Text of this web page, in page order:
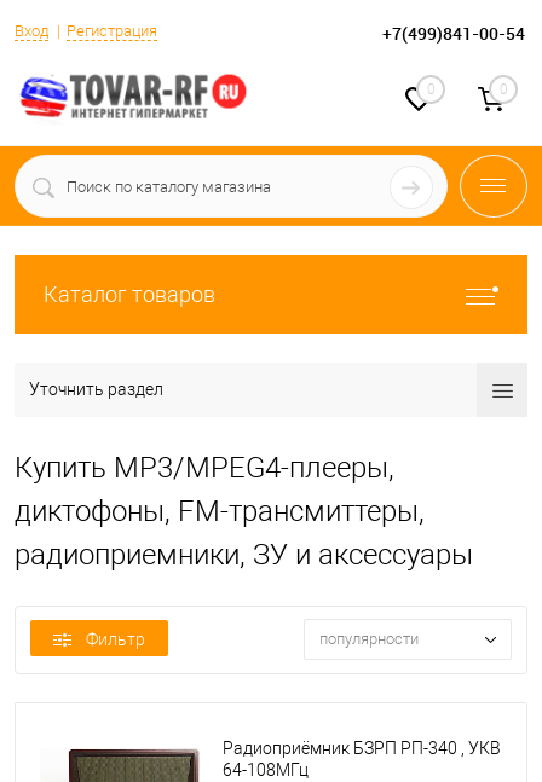
Вход Регистрация +7(499)841-00-54
0 0
Каталог товаров
Уточнить раздел
Купить MP3/MPEG4-плееры,
диктофоны, FM-трансмиттеры,
радиоприемники, ЗУ и аксессуары
Фильтр популярности
Радиоприёмник БЗРП РП-340 , УКВ
64-108МГц